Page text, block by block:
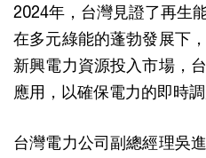
2024年，台灣見證了再生
在多元綠能的蓬勃發展下
新興電力資源投入市場，
應用，以確保電力的即時
台灣電力公司副總經理吳